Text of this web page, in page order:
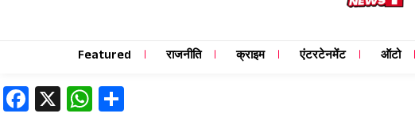
Featured राजनीति क्राइम एंटरटेनमेंट ऑटो
Facebook
X WhatsApp